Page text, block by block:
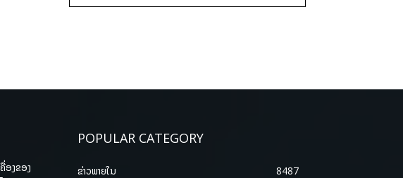
ອງຂອງ
POPULAR CATEGORY
ຂ່າວພາຍ​ໃນ
8487